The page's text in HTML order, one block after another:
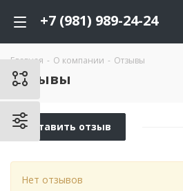
+7 (981) 989-24-24
Главная - О компании - Отзывы
Отзывы
Оставить отзыв
Нет отзывов